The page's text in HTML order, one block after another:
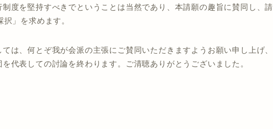
度を堅持すべきでということは当然であり、本請願の趣旨に賛同し、請
」を求めます。
は、何とぞ我が会派の主張にご賛同いただきますようお願い申し上げ、
代表しての討論を終わります。ご清聴ありがとうございました。